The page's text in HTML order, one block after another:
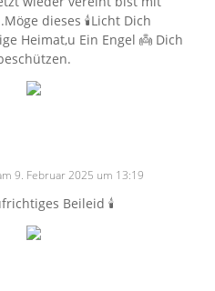
dieses 🕯Licht Dich
Heimat,u Ein Engel 👼 Dich
9. Februar 2025 um 13:19
Beileid 🕯